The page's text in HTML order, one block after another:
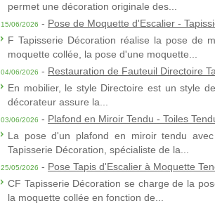
permet une décoration originale des...
15/06/2026 - Pose de Moquette d'Escalier -
F Tapisserie Décoration réalise la pose de
moquette collée, la pose d'une moquette...
04/06/2026 - Restauration de Fauteuil Directoire
En mobilier, le style Directoire est un style
décorateur assure la...
03/06/2026 - Plafond en Miroir Tendu - Toiles
La pose d'un plafond en miroir tendu
Tapisserie Décoration, spécialiste de la...
25/05/2026 - Pose Tapis d'Escalier à Moquette
CF Tapisserie Décoration se charge de la
la moquette collée en fonction de...